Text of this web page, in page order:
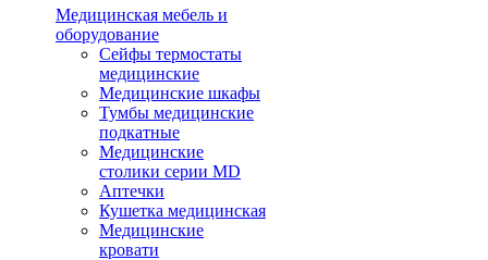
Медицинская мебель и
оборудование
Сейфы термостаты
медицинские
Медицинские шкафы
Тумбы медицинские
подкатные
Медицинские
столики серии MD
Аптечки
Кушетка медицинская
Медицинские
кровати